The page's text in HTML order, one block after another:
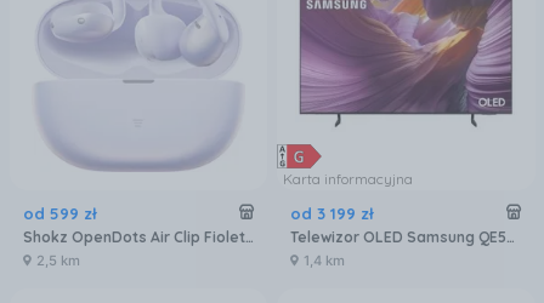
od 599 zł
Shokz OpenDots Air Clip Fioletowy (E210STPR)
2,5 km
Karta informacyjna
od 3 199 zł
Telewizor OLED Samsung QE55S85FAU 55 cali 4K UHD
1,4 km